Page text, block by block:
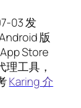
03 发
版
Store
工具，
Karing 介